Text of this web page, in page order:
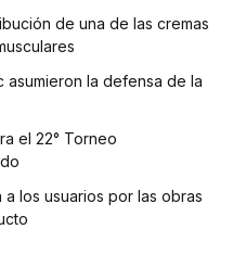
de una de las cremas
asumieron la defensa de la
el 22° Torneo
los usuarios por las obras